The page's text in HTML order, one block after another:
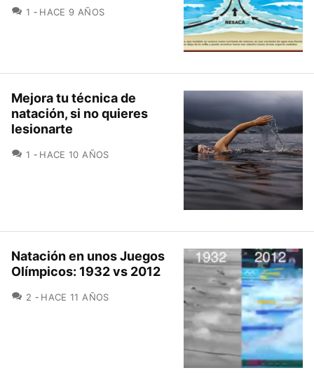
1 COMENTARIOS
HACE 9 AÑOS
Mejora tu técnica de
natación, si no quieres
lesionarte
1 COMENTARIOS
HACE 10 AÑOS
Natación en unos Juegos
Olímpicos: 1932 vs 2012
2 COMENTARIOS
HACE 11 AÑOS